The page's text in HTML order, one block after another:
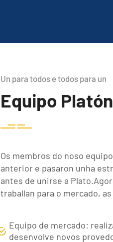
Un para todos e todos para un
Equipo Platón
Os membros do noso
anterior e pasaron unha
antes de unirse a
traballan para o mercado,
Equipo de mercado:
desenvolve novos